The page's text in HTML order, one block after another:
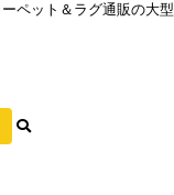
ーペット＆ラグ通販の大